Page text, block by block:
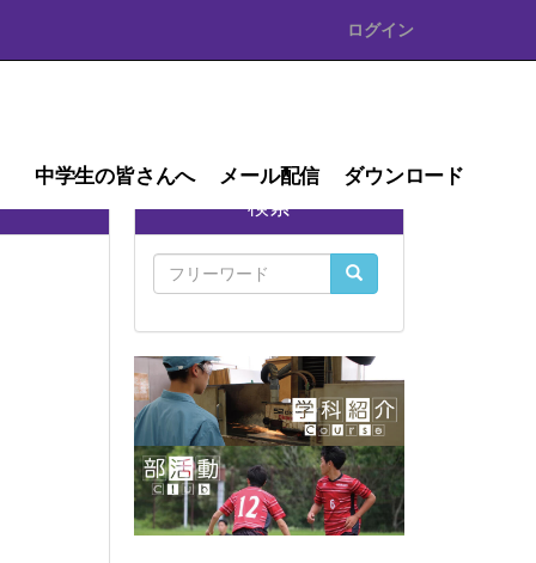
ログイン
中学生の皆さんへ メール配信 ダウンロード
検索